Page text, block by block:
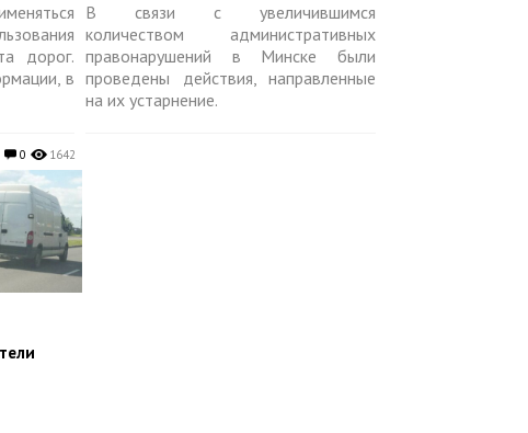
дорог.
в
В связи с увеличившимся
количеством административных
правонарушений в Минске были
проведены действия, направленные
на их устарнение.
0 1642